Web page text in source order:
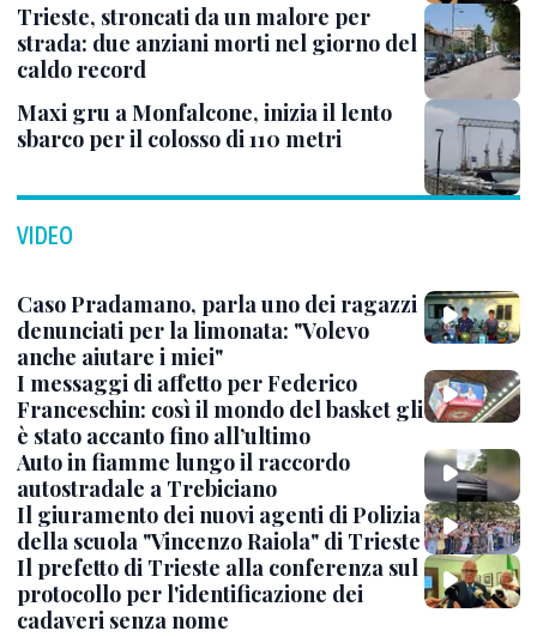
Trieste, stroncati da un malore per
strada: due anziani morti nel giorno del
caldo record
Maxi gru a Monfalcone, inizia il lento
sbarco per il colosso di 110 metri
VIDEO
Caso Pradamano, parla uno dei ragazzi
denunciati per la limonata: "Volevo
anche aiutare i miei"
I messaggi di affetto per Federico
Franceschin: così il mondo del basket gli
è stato accanto fino all’ultimo
Auto in fiamme lungo il raccordo
autostradale a Trebiciano
Il giuramento dei nuovi agenti di Polizia
della scuola "Vincenzo Raiola" di Trieste
Il prefetto di Trieste alla conferenza sul
protocollo per l'identificazione dei
cadaveri senza nome